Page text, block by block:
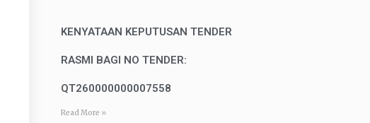
KENYATAAN KEPUTUSAN TENDER
RASMI BAGI NO TENDER:
QT260000000007558
Read More »